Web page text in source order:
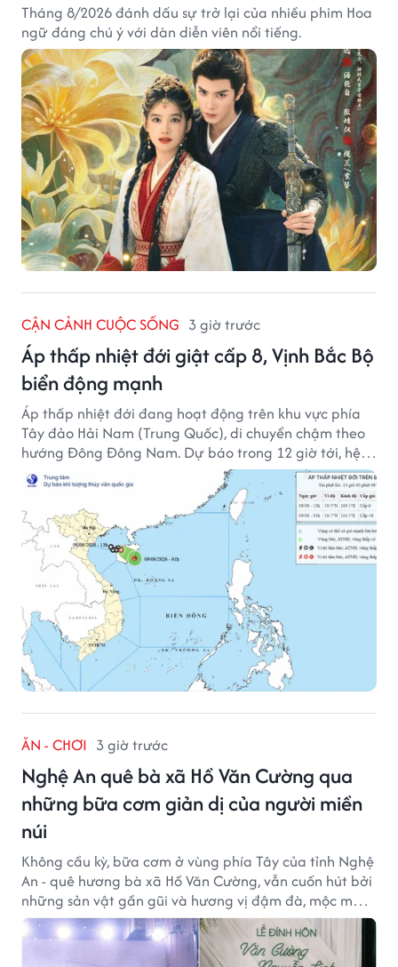
Tháng 8/2026 đánh dấu sự trở lại của nhiều phim Hoa
ngữ đáng chú ý với dàn diễn viên nổi tiếng.
CẬN CẢNH CUỘC SỐNG 3 giờ trước
Áp thấp nhiệt đới giật cấp 8, Vịnh Bắc Bộ
biển động mạnh
Áp thấp nhiệt đới đang hoạt động trên khu vực phía
Tây đảo Hải Nam (Trung Quốc), di chuyển chậm theo
hướng Đông Đông Nam. Dự báo trong 12 giờ tới, hệ
thống này suy yếu dần thành vùng áp thấp.
ĂN - CHƠI 3 giờ trước
Nghệ An quê bà xã Hồ Văn Cường qua
những bữa cơm giản dị của người miền
núi
Không cầu kỳ, bữa cơm ở vùng phía Tây của tỉnh Nghệ
An - quê hương bà xã Hồ Văn Cường, vẫn cuốn hút bởi
những sản vật gần gũi và hương vị đậm đà, mộc mạc
của núi rừng.